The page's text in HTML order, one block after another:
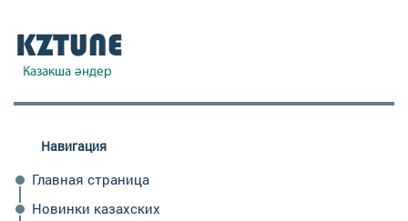
Навигация
Главная страница
Новинки казахских